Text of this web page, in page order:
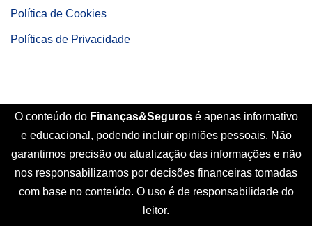
Política de Cookies
Políticas de Privacidade
O conteúdo do Finanças&Seguros é apenas informativo
e educacional, podendo incluir opiniões pessoais. Não
garantimos precisão ou atualização das informações e não
nos responsabilizamos por decisões financeiras tomadas
com base no conteúdo. O uso é de responsabilidade do
leitor.